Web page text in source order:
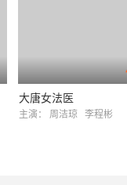
大唐女法医
主演： 周洁琼 李程彬